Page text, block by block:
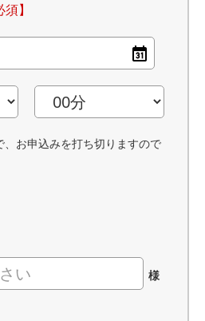
須】
お申込みを打ち切りますので
様